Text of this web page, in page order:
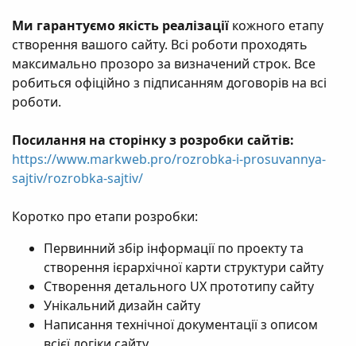
Ми гарантуємо якість реалізації кожного етапу
створення вашого сайту. Всі роботи проходять
максимально прозоро за визначений строк. Все
робиться офіційно з підписанням договорів на всі
роботи.
Посилання на сторінку з розробки сайтів:
https://www.markweb.pro/rozrobka-i-prosuvannya-
sajtiv/rozrobka-sajtiv/
Коротко про етапи розробки:
Первинний збір інформації по проекту та
створення ієрархічної карти структури сайту
Створення детального UX прототипу сайту
Унікальний дизайн сайту
Написання технічної документації з описом